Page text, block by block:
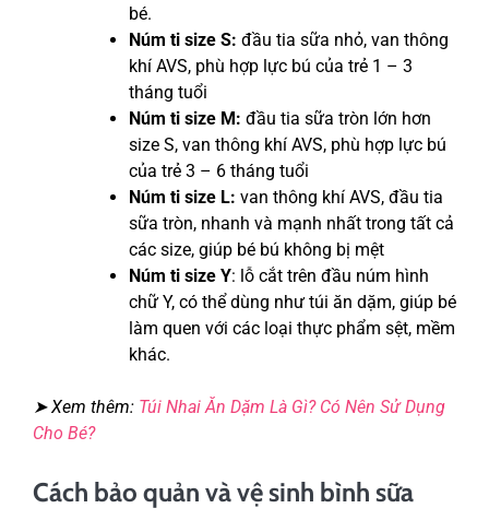
bé.
Núm ti size S: đầu tia sữa nhỏ, van thông
khí AVS, phù hợp lực bú của trẻ 1 – 3
tháng tuổi
Núm ti size M: đầu tia sữa tròn lớn hơn
size S, van thông khí AVS, phù hợp lực bú
của trẻ 3 – 6 tháng tuổi
Núm ti size L: van thông khí AVS, đầu tia
sữa tròn, nhanh và mạnh nhất trong tất cả
các size, giúp bé bú không bị mệt
Núm ti size Y: lỗ cắt trên đầu núm hình
chữ Y, có thể dùng như túi ăn dặm, giúp bé
làm quen với các loại thực phẩm sệt, mềm
khác.
➤ Xem thêm: Túi Nhai Ăn Dặm Là Gì? Có Nên Sử Dụng
Cho Bé?
Cách bảo quản và vệ sinh bình sữa